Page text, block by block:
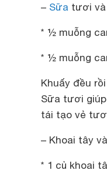
– Sữa tươi
* ½ muỗng
* ½ muỗng
Khuấy đều
Sữa tươi
tái tạo vẻ
– Khoai tây
* 1 củ khoai